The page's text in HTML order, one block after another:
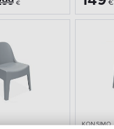
€ €
KONSIMO